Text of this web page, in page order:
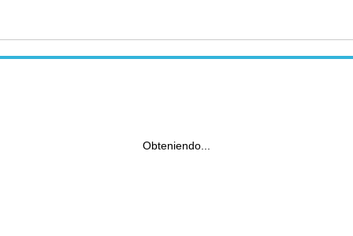
Obteniendo...